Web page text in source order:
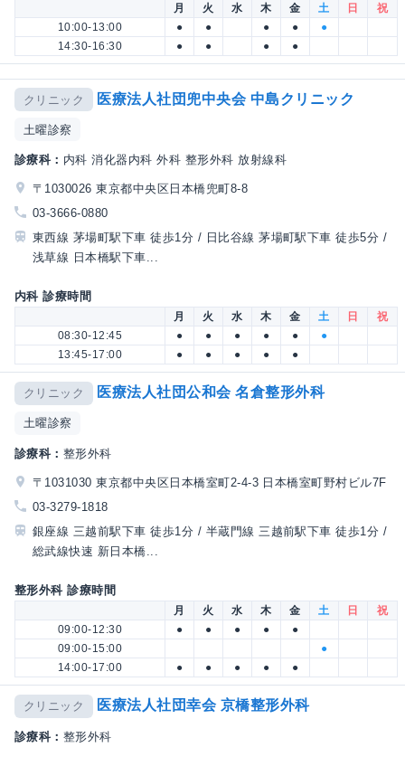
月 火 水 木 金 土 日
祝
10:00-13:00
● ● ● ●
●
14:30-16:30
● ● ● ●
クリニック 医療法人社団兜中央会 中島クリニック
土曜診察
診療科： 内科 消化器内科 外科 整形外科 放射線科
〒1030026 東京都中央区日本橋兜町8-8
03-3666-0880
東西線 茅場町駅下車 徒歩1分 / 日比谷線 茅場町駅下車 徒歩5分 /
浅草線 日本橋駅下車...
内科 診療時間
月 火 水 木 金 土 日
祝
08:30-12:45
● ● ● ● ●
●
13:45-17:00
● ● ● ● ●
クリニック 医療法人社団公和会 名倉整形外科
土曜診察
診療科： 整形外科
〒1031030 東京都中央区日本橋室町2-4-3 日本橋室町野村ビル7F
03-3279-1818
銀座線 三越前駅下車 徒歩1分 / 半蔵門線 三越前駅下車 徒歩1分 /
総武線快速 新日本橋...
整形外科 診療時間
月 火 水 木 金 土 日
祝
09:00-12:30
● ● ● ●
●
09:00-15:00
●
14:00-17:00
● ● ● ● ●
クリニック 医療法人社団幸会 京橋整形外科
診療科： 整形外科